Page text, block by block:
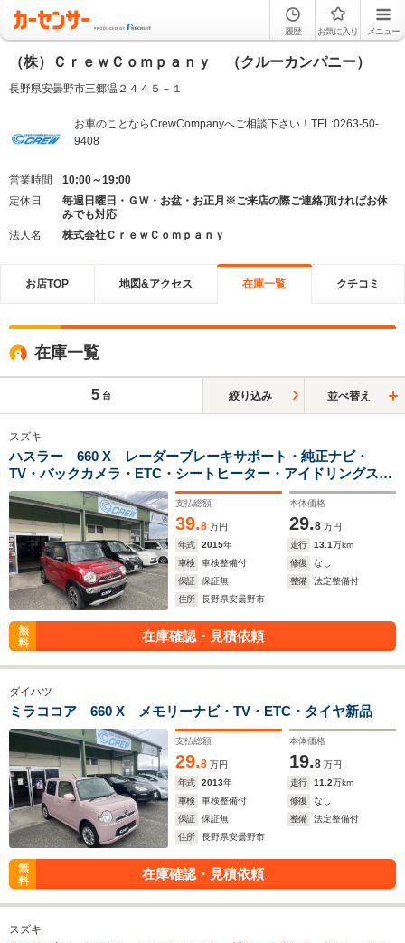
履歴 お気に入り メニュー
（株）ＣｒｅｗＣｏｍｐａｎｙ （クルーカンパニー）
長野県安曇野市三郷温２４４５－１
お車のことならCrewCompanyへご相談下さい！TEL:0263-50-
9408
営業時間
10:00～19:00
定休日
毎週日曜日・ＧＷ・お盆・お正月※ご来店の際ご連絡頂ければお休
みでも対応
法人名
株式会社ＣｒｅｗＣｏｍｐａｎｙ
お店TOP 地図&アクセス 在庫一覧 クチコミ
在庫一覧
5 台 絞り込み 並べ替え
スズキ
ハスラー 660 X レーダーブレーキサポート・純正ナビ・
TV・バックカメラ・ETC・シートヒーター・アイドリングスト
ップ・横滑り防止装置
支払総額
39.8 万円
本体価格
29.8 万円
年式
2015年 走行 13.1万km
車検
車検整備付 修復
なし
保証
保証無 整備
法定整備付
住所
長野県安曇野市
無
料
在庫確認・見積依頼
ダイハツ
ミラココア 660 X メモリーナビ・TV・ETC・タイヤ新品
支払総額
29.8 万円
本体価格
19.8 万円
年式
2013年 走行 11.2万km
車検
車検整備付 修復
なし
保証
保証無 整備
法定整備付
住所
長野県安曇野市
無
料
在庫確認・見積依頼
スズキ